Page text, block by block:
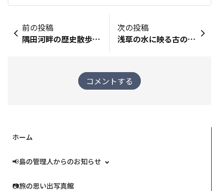
前の投稿
隅田河畔の歴史散歩 ＜前編＞ 『石浜から橋場』
次の投稿
浅草の水に映る古の町。 ＜前編＞ 『山谷堀』
コメントする
ホーム
📢島の管理人からのお知らせ
📷️旅の思い出写真館